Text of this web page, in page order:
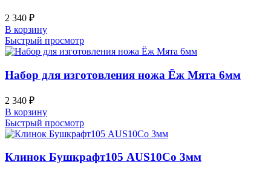
2 340 ₽
В корзину
Быстрый просмотр
Набор для изготовления ножа Ёж Мята 6мм
2 340 ₽
В корзину
Быстрый просмотр
Клинок Бушкрафт105 AUS10Co 3мм